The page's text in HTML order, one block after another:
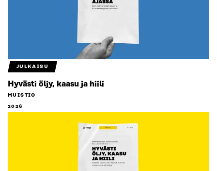
JULKAISU
Hyvästi öljy, kaasu ja hiili
MUISTIO
2026